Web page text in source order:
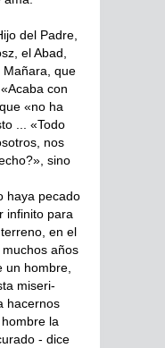
del Padre,
el Abad,
Mañara, que
con
«no ha
... «Todo
nos
sino
haya pecado
infinito para
en el
años
hombre,
miseri­
hacernos
la
- dice